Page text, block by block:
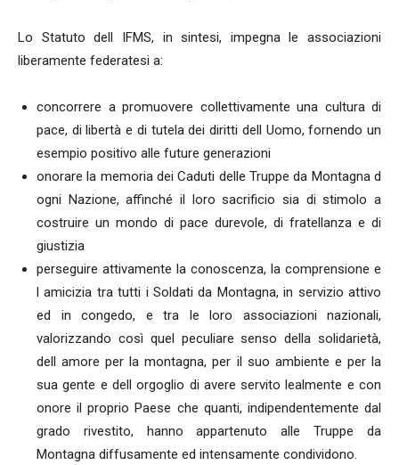
Lo Statuto dell IFMS, in sintesi, impegna le associazioni
liberamente federatesi a:
concorrere a promuovere collettivamente una cultura di
pace, di libertà e di tutela dei diritti dell Uomo, fornendo un
esempio positivo alle future generazioni
onorare la memoria dei Caduti delle Truppe da Montagna d
ogni Nazione, affinché il loro sacrificio sia di stimolo a
costruire un mondo di pace durevole, di fratellanza e di
giustizia
perseguire attivamente la conoscenza, la comprensione e
l amicizia tra tutti i Soldati da Montagna, in servizio attivo
ed in congedo, e tra le loro associazioni nazionali,
valorizzando così quel peculiare senso della solidarietà,
dell amore per la montagna, per il suo ambiente e per la
sua gente e dell orgoglio di avere servito lealmente e con
onore il proprio Paese che quanti, indipendentemente dal
grado rivestito, hanno appartenuto alle Truppe da
Montagna diffusamente ed intensamente condividono.